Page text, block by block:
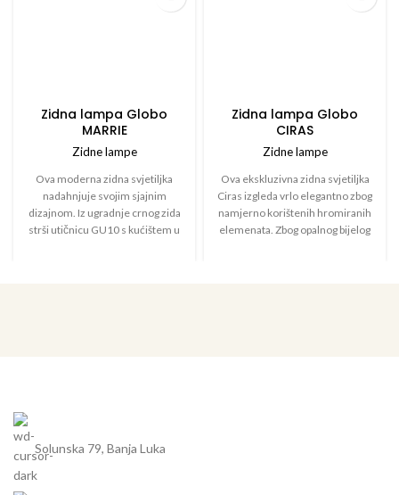
Zidna lampa Globo
MARRIE
Zidne lampe
Ova moderna zidna svjetiljka
nadahnjuje svojim sjajnim
dizajnom. Iz ugradnje crnog zida
strši utičnicu GU10 s kućištem u
Zidna lampa Globo
CIRAS
Zidne lampe
Ova ekskluzivna zidna svjetiljka
Ciras izgleda vrlo elegantno zbog
namjerno korištenih hromiranih
elemenata. Zbog opalnog bijelog
Solunska 79, Banja Luka